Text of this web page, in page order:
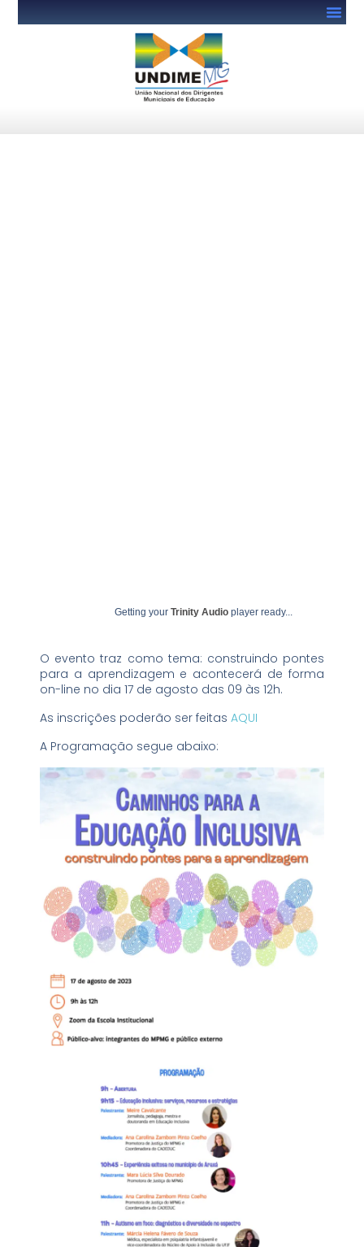
Getting your Trinity Audioplayer ready...
O evento traz como tema: construindo pontes
para a aprendizagem e acontecerá de forma
on-line no dia 17 de agosto das 09 às 12h.
As inscrições poderão ser feitas AQUI
A Programação segue abaixo: